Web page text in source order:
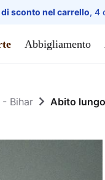
sconto nel carrello, 4
Abbigliamento
Bihar Abito